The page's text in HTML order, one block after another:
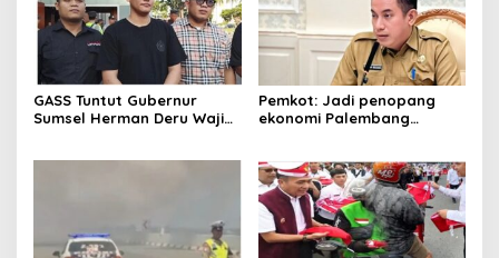
GASS Tuntut Gubernur
Sumsel Herman Deru Wajib
Pemkot: Jadi penopang
ekonomi Palembang